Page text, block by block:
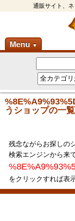
通販サイト、
Menu ▼
うショップの一
残念ながらお探しの
検索エンジンから来
をクリックすれば表